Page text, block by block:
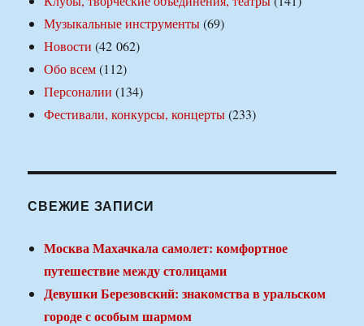
Музыкальные инструменты(69)
Новости (42 062)
Обо всем(112)
Персоналии (134)
Фестивали, конкурсы, концерты(233)
СВЕЖИЕ ЗАПИСИ
Москва Махачкала самолет: комфортное
путешествие между столицами
Девушки Березовский: знакомства в уральском
городе с особым шармом